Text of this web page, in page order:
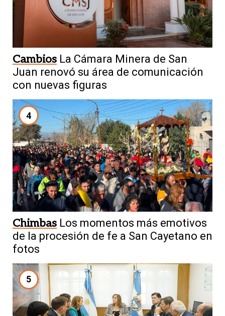
Cambios La Cámara Minera de San
Juan renovó su área de comunicación
con nuevas figuras
4
Chimbas Los momentos más emotivos
de la procesión de fe a San Cayetano en
fotos
5